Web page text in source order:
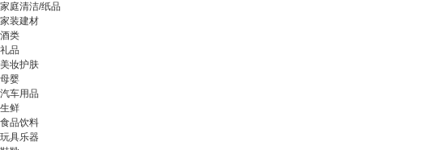
家庭清洁/纸品
家装建材
酒类
礼品
美妆护肤
母婴
汽车用品
生鲜
食品饮料
玩具乐器